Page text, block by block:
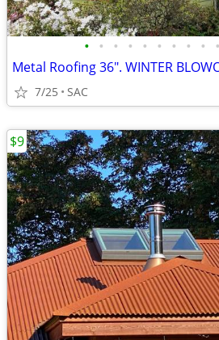
• • • • • • • • • •
Metal Roofing 36". WINTER
7/25 SAC
$9